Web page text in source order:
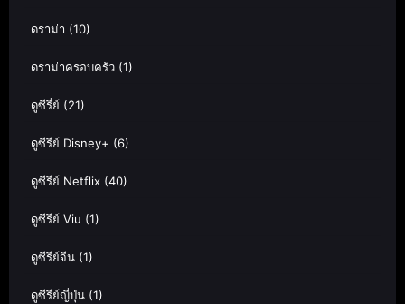
ดราม่า (10)
ดราม่าครอบครัว (1)
ดูซีรี่ย์ (21)
ดูซีรีย์ Disney+ (6)
ดูซีรีย์ Netflix (40)
ดูซีรีย์ Viu (1)
ดูซีรีย์จีน (1)
ดูซีรีย์ญี่ปุ่น (1)